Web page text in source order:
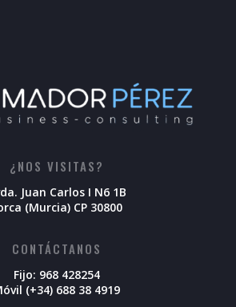
¿NOS VISITAS?
Juan Carlos I N6 1B
(Murcia) CP 30800
CONTÁCTANOS
Fijo: 968 428254
(+34) 688 38 4919